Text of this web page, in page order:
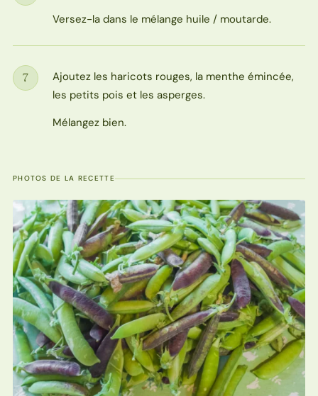
Versez-la dans le mélange huile / moutarde.
Étape
7
Ajoutez les haricots rouges, la menthe émincée,
les petits pois et les asperges.
Mélangez bien.
PHOTOS DE LA RECETTE